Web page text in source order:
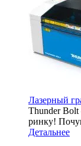
Лазерный
Thunder Bolt
ринку!
Детальнее